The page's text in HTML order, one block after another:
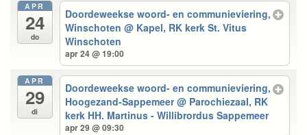
APR
24
do
Doordeweekse woord- en communieviering,
Winschoten@ Kapel, RK kerk St. Vitus
Winschoten
apr 24 @ 19:00
APR
29
di
Doordeweekse woord- en communieviering,
Hoogezand-Sappemeer@ Parochiezaal, RK
kerk HH. Martinus - Willibrordus Sappemeer
apr 29 @ 09:30